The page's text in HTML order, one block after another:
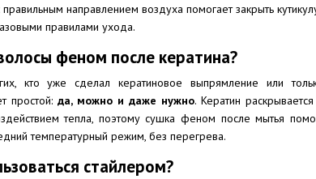
направлением воздуха помогает закрыть
правилами ухода.
феном после кератина?
кто уже сделал кератиновое выпрямление или
простой: да, можно и даже нужно. Кератин
тепла, поэтому сушка феном после мытья
температурный режим, без перегрева.
стайлером?